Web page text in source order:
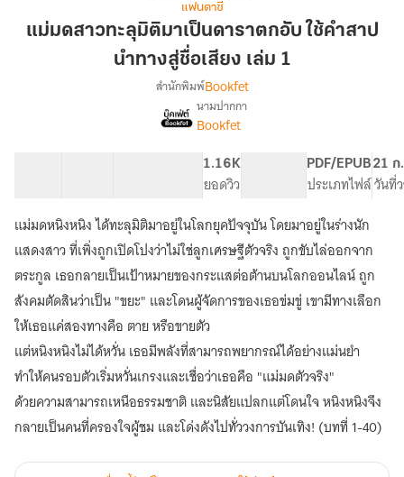
ทะลุ
มิติ
มา
ใช้
สาป
นำทาง
สู่
ชื่อ
เสียง
เล่ม
1
แฟนตาซี
แม่มดสาวทะลุมิติมาเป็นดาราตกอับ ใช้คำสาป
นำทางสู่ชื่อเสียง เล่ม 1
เรื่อง
แม่มด
สาว
ทะลุ
มิติ
มา
เป็น
ดารา
ตกอับ
ใช้
คำ
สาป
นำทาง
สู่
ชื่อ
เสียง
สำนักพิมพ์Bookfet
นามปากกา
Bookfet
1.16K
ยอดวิว
PDF/EPUB
ประเภทไฟล์
21
วันที่
แม่มดหนิงหนิง ได้ทะลุมิติมาอยู่ในโลกยุคปัจจุบัน โดยมาอยู่ในร่างนัก
แสดงสาว ที่เพิ่งถูกเปิดโปงว่าไม่ใช่ลูกเศรษฐีตัวจริง ถูกขับไล่ออกจาก
ตระกูล เธอกลายเป็นเป้าหมายของกระแสต่อต้านบนโลกออนไลน์ ถูก
สังคมตัดสินว่าเป็น "ขยะ" และโดนผู้จัดการของเธอข่มขู่ เขามีทางเลือก
ให้เธอแค่สองทางคือ ตาย หรือขายตัว
แต่หนิงหนิงไม่ได้หวั่น เธอมีพลังที่สามารถพยากรณ์ได้อย่างแม่นยำ
ทำให้คนรอบตัวเริ่มหวั่นเกรงและเชื่อว่าเธอคือ "แม่มดตัวจริง"
ด้วยความสามารถเหนือธรรมชาติ และนิสัยแปลกแต่โดนใจ หนิงหนิงจึง
กลายเป็นคนที่ครองใจผู้ชม และโด่งดังไปทั่ววงการบันเทิง! (บทที่ 1-40)